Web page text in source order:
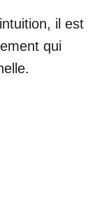
il est
qui